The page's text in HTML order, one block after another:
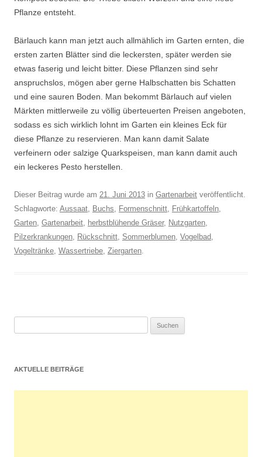
Pflanze entsteht.
Bärlauch kann man jetzt auch allmählich im Garten ernten, die
ersten zarten Blätter sind die leckersten, später werden sie
etwas faserig und leicht bitter. Diese Pflanzen sind sehr
anspruchslos, mögen aber gerne Halbschatten bis Schatten
und eine sauren Boden. Man bekommt Bärlauch auf vielen
Märkten mittlerweile zu völlig überteuerten Preisen angeboten,
sodass es sich wirklich lohnt im Garten ein kleines Eck für
diese Pflanze zu reservieren. Man kann damit Salate
verfeinern oder salzige Quarkspeisen, man kann damit auch
ein leckeres Pesto herstellen.
Dieser Beitrag wurde am 21. Juni 2013 in Gartenarbeit veröffentlicht.
Schlagworte: Aussaat, Buchs, Formenschnitt, Frühkartoffeln,
Garten, Gartenarbeit, herbstblühende Gräser, Nutzgarten,
Pilzerkrankungen, Rückschnitt, Sommerblumen, Vogelbad,
Vogeltränke, Wassertriebe, Ziergarten.
AKTUELLE BEITRÄGE